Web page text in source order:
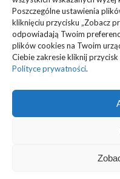
Poszczególne ustawienia
kliknięciu przycisku „Zobacz
odpowiadają Twoim
plików cookies na Twoim
Ciebie zakresie kliknij przycisk
Polityce prywatności.
Budownictwo, Przemysł
Technologie
Usługi